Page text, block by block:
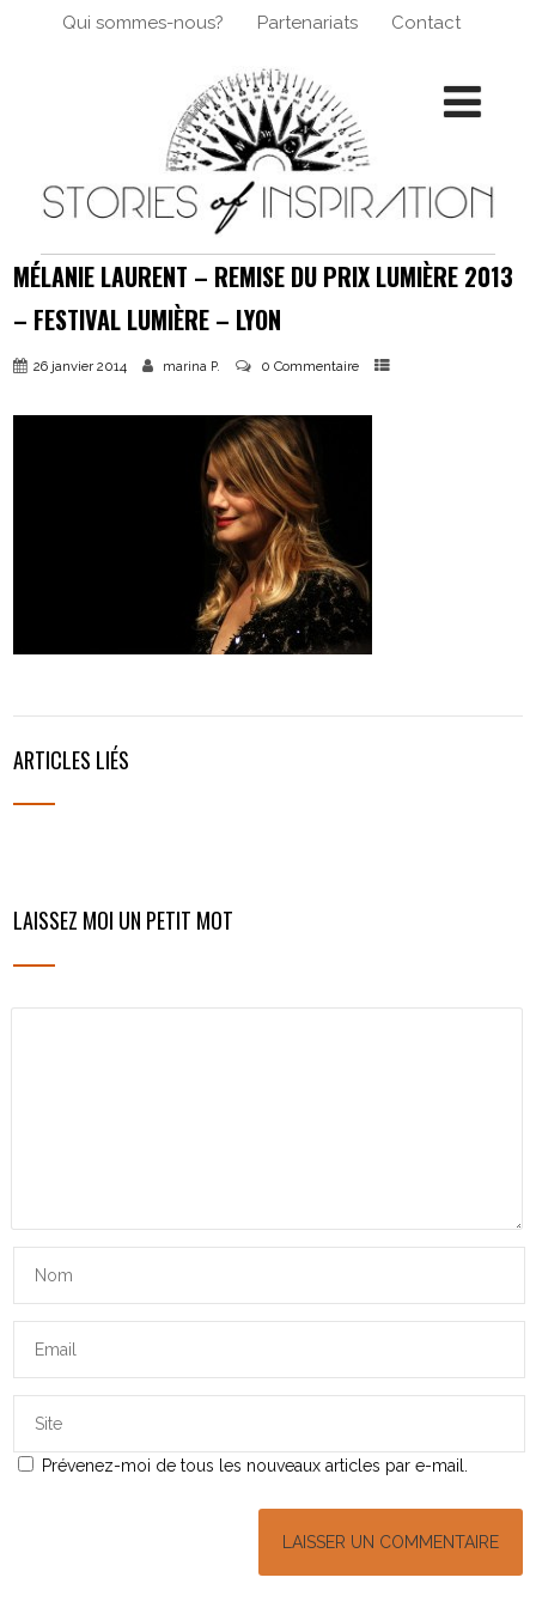
Qui sommes-nous? Partenariats Contact
MÉLANIE LAURENT – REMISE DU PRIX LUMIÈRE 2013
– FESTIVAL LUMIÈRE – LYON
26 janvier 2014 marina P. 0 Commentaire
ARTICLES LIÉS
LAISSEZ MOI UN PETIT MOT
Prévenez-moi de tous les nouveaux articles par e-mail.